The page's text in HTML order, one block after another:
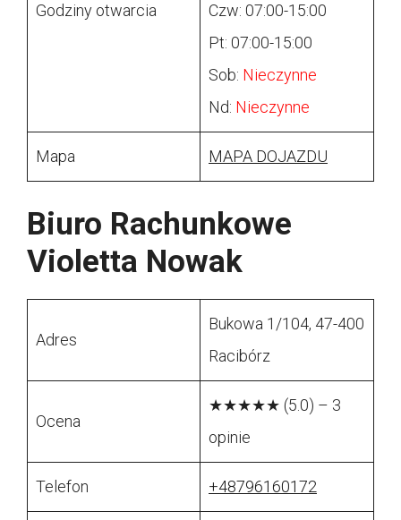
Godziny otwarcia
Czw: 07:00-15:00
Pt: 07:00-15:00
Sob: Nieczynne
Nd: Nieczynne
Mapa MAPA DOJAZDU
Biuro Rachunkowe
Violetta Nowak
Adres
Bukowa 1/104, 47-400
Racibórz
Ocena
★★★★★ (5.0) – 3
opinie
Telefon +48796160172